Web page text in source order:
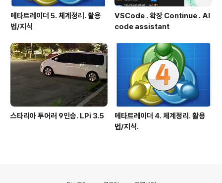
메타트레이더 5. 체계정리. 활용
법/지식
VSCode . 확장 Continue . AI
code assistant
스타리아 투어러 9인승. LPi 3.5
메타트레이더 4. 체계정리. 활용
법/지식.